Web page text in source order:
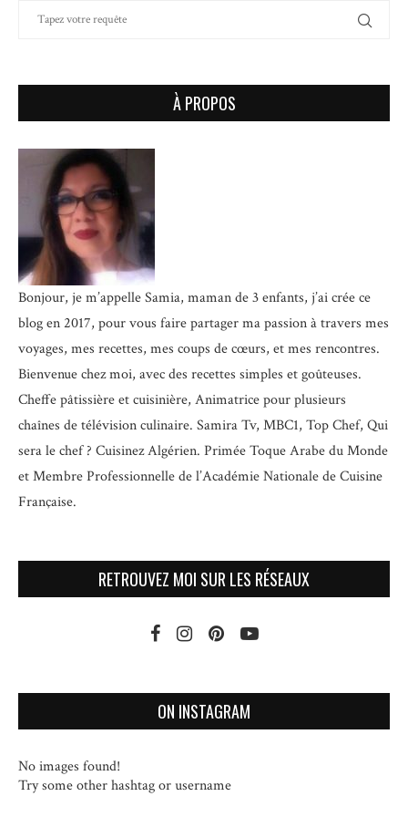
À PROPOS
Bonjour, je m’appelle Samia, maman de 3 enfants, j’ai crée ce
blog en 2017, pour vous faire partager ma passion à travers mes
voyages, mes recettes, mes coups de cœurs, et mes rencontres.
Bienvenue chez moi, avec des recettes simples et goûteuses.
Cheffe pâtissière et cuisinière, Animatrice pour plusieurs
chaînes de télévision culinaire. Samira Tv, MBC1, Top Chef, Qui
sera le chef ? Cuisinez Algérien. Primée Toque Arabe du Monde
etMembre Professionnelle de l’Académie Nationale de Cuisine
Française.
RETROUVEZ MOI SUR LES RÉSEAUX
ON INSTAGRAM
No images found!
Try some other hashtag or username